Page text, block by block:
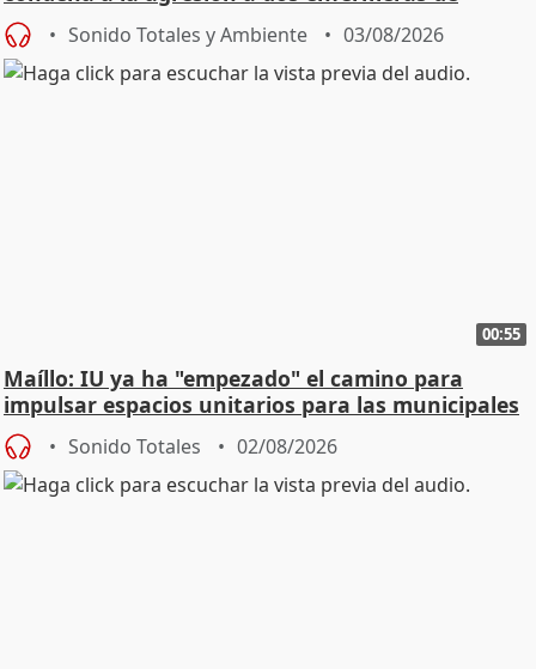
Urgencias
Sonido Totales y Ambiente 03/08/2026
00:55
Maíllo: IU ya ha "empezado" el camino para
impulsar espacios unitarios para las municipales
Sonido Totales 02/08/2026